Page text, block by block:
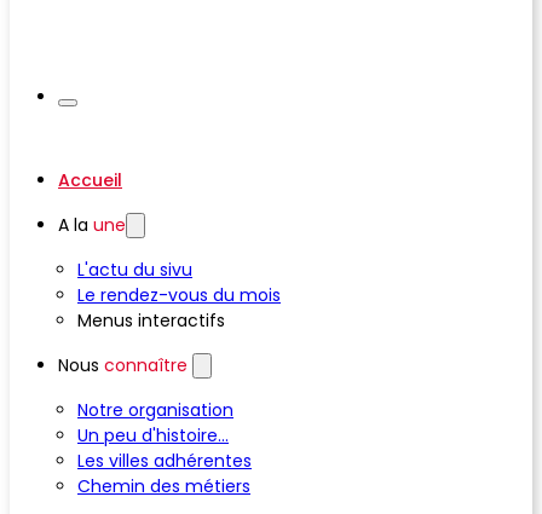
Accueil
A la une
L'actu du sivu
Le rendez-vous du mois
Menus interactifs
Nous connaître
Notre organisation
Un peu d'histoire...
Les villes adhérentes
Chemin des métiers